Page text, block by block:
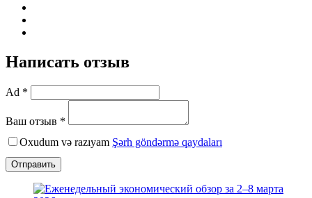
Написать отзыв
Ad *
Ваш отзыв *
Oxudum və razıyam Şərh göndərmə qaydaları
Отправить